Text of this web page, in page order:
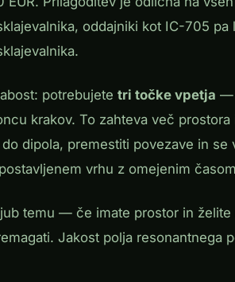
oddajniki kot IC-705
potrebujete tri točke vpetja —
krakov. To zahteva več
do dipola, premestiti povezave in
vrhu z omejenim
temu — če imate prostor in
Jakost polja resonantnega